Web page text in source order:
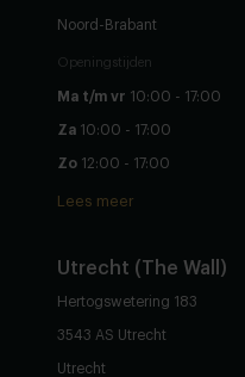
Noord-Brabant
Openingstijden
Ma t/m vr 10:00 - 17:00
Za 10:00 - 17:00
Zo 12:00 - 17:00
Lees meer
Utrecht (The Wall)
Hertogswetering 183
3543 AS Utrecht
Utrecht